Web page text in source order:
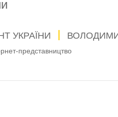
УКРАЇНИ
представництво